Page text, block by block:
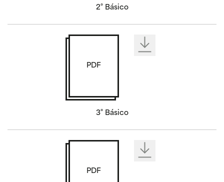
2° Básico
PDF
3° Básico
PDF